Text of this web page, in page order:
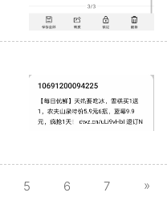
5 6 7 »